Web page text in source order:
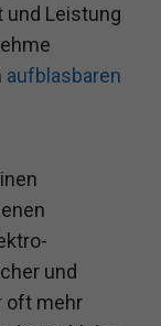
Leistung
aufblasbaren
und
oft mehr